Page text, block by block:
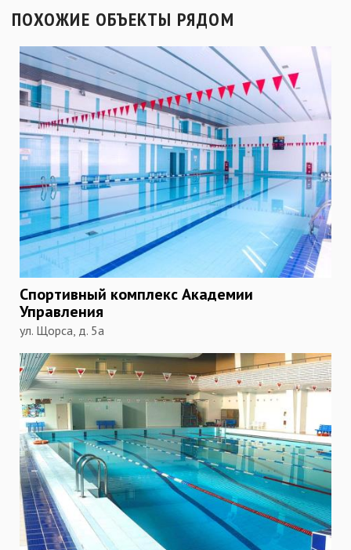
ПОХОЖИЕ ОБЪЕКТЫ РЯДОМ
Спортивный комплекс Академии
Управления
ул. Щорса, д. 5а